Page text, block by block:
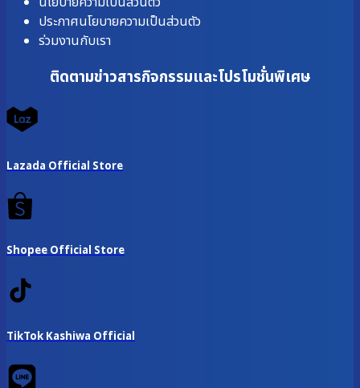
ประกาศนโยบายความเป็นส่วนตัว
ร่วมงานกับเรา
ติดตามข่าวสารกิจกรรมและโปรโมชั่นพิเศษ
Lazada Official Store
Shopee Official Store
TikTok Kashiwa Official